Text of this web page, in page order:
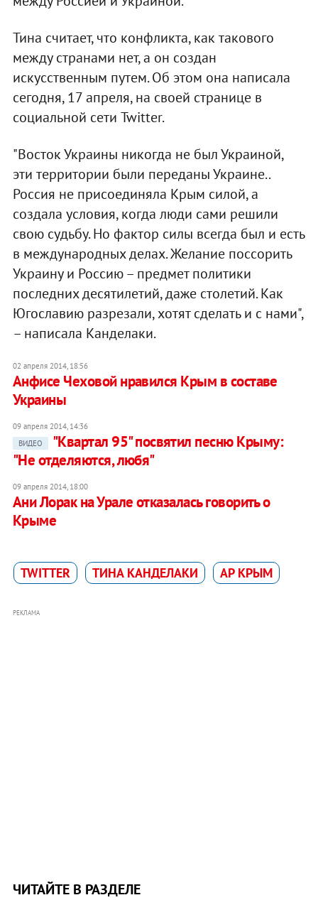
Тина считает, что конфликта, как такового
между странами нет, а он создан
искусственным путем. Об этом она написала
сегодня, 17 апреля, на своей странице в
социальной сети Twitter.
"Восток Украины никогда не был Украиной,
эти территории были переданы Украине..
Россия не присоединяла Крым силой, а
создала условия, когда люди сами решили
свою судьбу. Но фактор силы всегда был и есть
в международных делах. Желание поссорить
Украину и Россию – предмет политики
последних десятилетий, даже столетий. Как
Югославию разрезали, хотят сделать и с нами",
– написала Канделаки.
02 апреля 2014, 18:56
Анфисе Чеховой нравился Крым в составе
Украины
09 апреля 2014, 14:36
ВИДЕО
"Квартал 95" посвятил песню Крыму:
"Не отделяются, любя"
09 апреля 2014, 18:00
Ани Лорак на Урале отказалась говорить о
Крыме
TWITTER ТИНА КАНДЕЛАКИ АР КРЫМ
РЕКЛАМА
ЧИТАЙТЕ В РАЗДЕЛЕ